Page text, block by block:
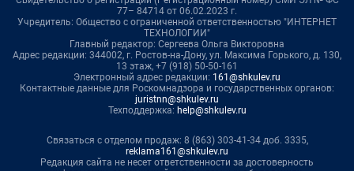
77– 84714 от 06.02.2023 г.
Учредитель: Общество с ограниченной ответственностью "ИНТЕРНЕТ
ТЕХНОЛОГИИ"
Главный редактор: Сергеева Ольга Викторовна
Адрес редакции: 344002, г. Ростов-на-Дону, ул. Максима Горького, д. 130,
13 этаж, +7 (918) 50-50-161
Электронный адрес редакции: 161@shkulev.ru
Контактные данные для Роскомнадзора и государственных органов:
juristnn@shkulev.ru
Техподдержка: help@shkulev.ru
Связаться с отделом продаж: 8 (863) 303-41-34 доб. 3335,
reklama161@shkulev.ru
Редакция сайта не несет ответственности за достоверность